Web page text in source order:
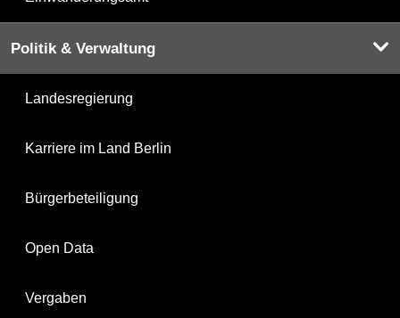
Politik & Verwaltung
Landesregierung
Karriere im Land Berlin
Bürgerbeteiligung
Open Data
Vergaben